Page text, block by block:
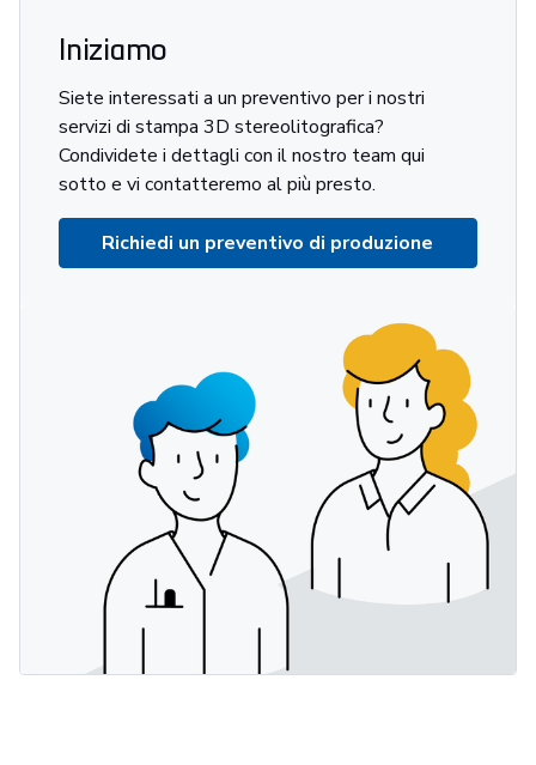
Iniziamo
Siete interessati a un preventivo per i nostri
servizi di stampa 3D stereolitografica?
Condividete i dettagli con il nostro team qui
sotto e vi contatteremo al più presto.
Richiedi un preventivo di produzione